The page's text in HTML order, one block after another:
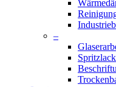
–